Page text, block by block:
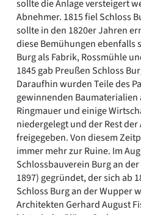
sollte die Anlage versteigert
Abnehmer. 1815 fiel Schloss
sollte in den 1820er Jahren
diese Bemühungen ebenfalls
Burg als Fabrik, Rossmühle
1845 gab Preußen Schloss
Daraufhin wurden Teile des
gewinnenden
Ringmauer und einige
niedergelegt und der Rest
freigegeben. Von diesem
immer mehr zur Ruine. Im
Schlossbauverein Burg an
1897) gegründet, der sich ab
Schloss Burg an der Wupper
Architekten Gerhard August